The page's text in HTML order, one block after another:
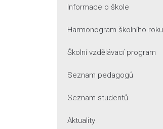
Informace o škole
Harmonogram školního roku
Školní vzdělávací program
Seznam pedagogů
Seznam studentů
Aktuality